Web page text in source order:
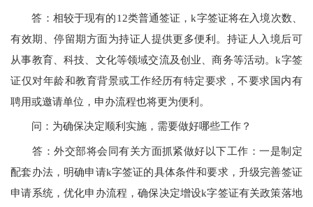
答：相较于现有的12类普通签证，k字签证将在入境次数、
有效期、停留期方面为持证人提供更多便利。持证人入境后可
从事教育、科技、文化等领域交流及创业、商务等活动。k字签
证仅对年龄和教育背景或工作经历有特定要求，不要求国内有
聘用或邀请单位，申办流程也将更为便利。
问：为确保决定顺利实施，需要做好哪些工作？
答：外交部将会同有关方面抓紧做好以下工作：一是制定
配套办法，明确申请k字签证的具体条件和要求，升级完善签证
申请系统，优化申办流程，确保决定增设k字签证有关政策落地